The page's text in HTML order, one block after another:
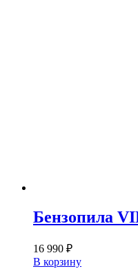
Бензопила
16 990 ₽
В корзину